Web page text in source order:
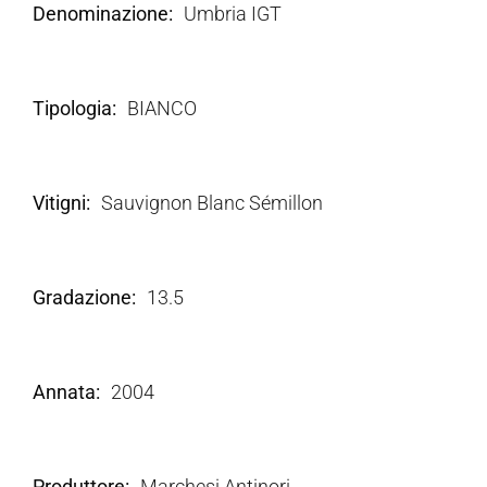
Denominazione Umbria IGT
Tipologia BIANCO
Vitigni Sauvignon Blanc Sémillon
Gradazione 13.5
Annata 2004